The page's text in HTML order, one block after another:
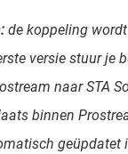
de koppeling
versie stuur je
naar STA
binnen
geüpdatet